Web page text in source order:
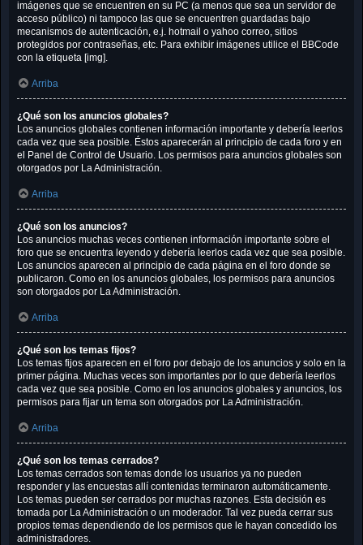
imágenes que se encuentren en su PC (a menos que sea un servidor de
acceso público) ni tampoco las que se encuentren guardadas bajo
mecanismos de autenticación, e.j. hotmail o yahoo correo, sitios
protegidos por contraseñas, etc. Para exhibir imágenes utilice el BBCode
con la etiqueta [img].
Arriba
¿Qué son los anuncios globales?
Los anuncios globales contienen información importante y debería leerlos
cada vez que sea posible. Éstos aparecerán al principio de cada foro y en
el Panel de Control de Usuario. Los permisos para anuncios globales son
otorgados por La Administración.
Arriba
¿Qué son los anuncios?
Los anuncios muchas veces contienen información importante sobre el
foro que se encuentra leyendo y debería leerlos cada vez que sea posible.
Los anuncios aparecen al principio de cada página en el foro donde se
publicaron. Como en los anuncios globales, los permisos para anuncios
son otorgados por La Administración.
Arriba
¿Qué son los temas fijos?
Los temas fijos aparecen en el foro por debajo de los anuncios y solo en la
primer página. Muchas veces son importantes por lo que debería leerlos
cada vez que sea posible. Como en los anuncios globales y anuncios, los
permisos para fijar un tema son otorgados por La Administración.
Arriba
¿Qué son los temas cerrados?
Los temas cerrados son temas donde los usuarios ya no pueden
responder y las encuestas allí contenidas terminaron automáticamente.
Los temas pueden ser cerrados por muchas razones. Esta decisión es
tomada por La Administración o un moderador. Tal vez pueda cerrar sus
propios temas dependiendo de los permisos que le hayan concedido los
administradores.